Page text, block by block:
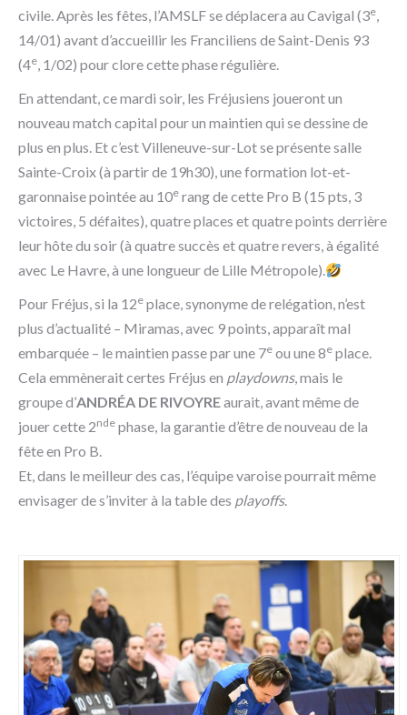
civile. Après les fêtes, l’AMSLF se déplacera au Cavigal (3e,
14/01) avant d’accueillir les Franciliens de Saint-Denis 93
(4e, 1/02) pour clore cette phase régulière.
En attendant, ce mardi soir, les Fréjusiens joueront un
nouveau match capital pour un maintien qui se dessine de
plus en plus. Et c’est Villeneuve-sur-Lot se présente salle
Sainte-Croix (à partir de 19h30), une formation lot-et-
garonnaise pointée au 10e rang de cette Pro B (15 pts, 3
victoires, 5 défaites), quatre places et quatre points derrière
leur hôte du soir (à quatre succès et quatre revers, à égalité
avec Le Havre, à une longueur de Lille Métropole).
Pour Fréjus, si la 12e place, synonyme de relégation, n’est
plus d’actualité – Miramas, avec 9 points, apparaît mal
embarquée – le maintien passe par une 7e ou une 8e place.
Cela emmènerait certes Fréjus en playdowns, mais le
groupe d’ANDRÉA DE RIVOYREaurait, avant même de
jouer cette 2nde phase, la garantie d’être de nouveau de la
fête en Pro B.
Et, dans le meilleur des cas, l’équipe varoise pourrait même
envisager de s’inviter à la table des playoffs.